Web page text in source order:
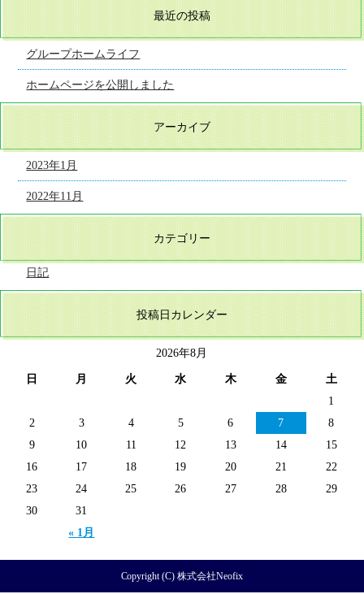
最近の投稿
グループホームライフ
ホームページを公開しました
アーカイブ
2023年1月
2022年11月
カテゴリー
日記
投稿日カレンダー
2026年8月
日 月 火 水 木 金 土
« 1月
1
2
3 4 5 6 7
8
9
10 11 12 13 14
15
16
17 18 19 20 21
22
23
24 25 26 27 28
29
30
31
Copyright (C) 株式会社Neofix